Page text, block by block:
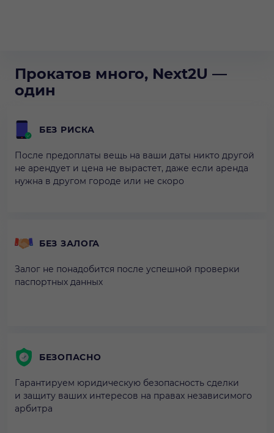
Прокатов много, Next2U —
один
БЕЗ РИСКА
После предоплаты вещь на ваши даты никто другой
не арендует и цена не вырастет, даже если аренда
нужна в другом городе или не скоро
БЕЗ ЗАЛОГА
Залог не понадобится после успешной проверки
паспортных данных
БЕЗОПАСНО
Гарантируем юридическую безопасность сделки
и защиту ваших интересов на правах независимого
арбитра